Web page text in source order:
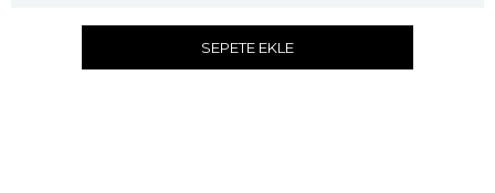
SEPETE EKLE